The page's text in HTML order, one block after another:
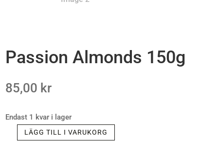
Passion Almonds 150g
85,00 kr
Endast 1 kvar i lager
PASSION
LÄGG TILL I VARUKORG